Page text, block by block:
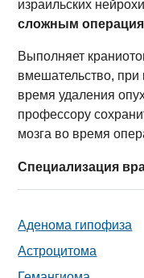
израильских
сложным
Выполняет
вмешательство, при
время удаления
профессору
мозга во время
Специализация
Аденома гипофиза
Астроцитома